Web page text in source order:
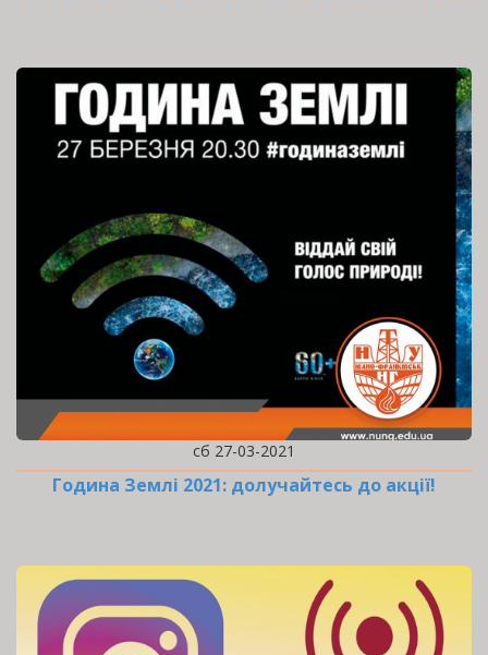
сб 27-03-2021
Година Землі 2021: долучайтесь до акції!